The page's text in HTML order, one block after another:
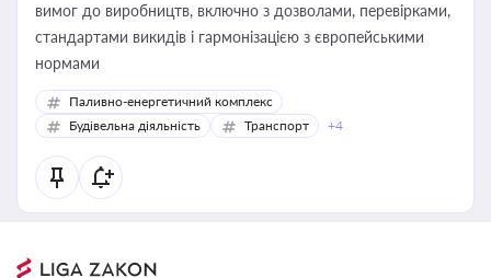
вимог до виробництв, включно з дозволами, перевірками,
стандартами викидів і гармонізацією з європейськими
нормами
Паливно-енергетичний комплекс
Будівельна діяльність
Транспорт +4